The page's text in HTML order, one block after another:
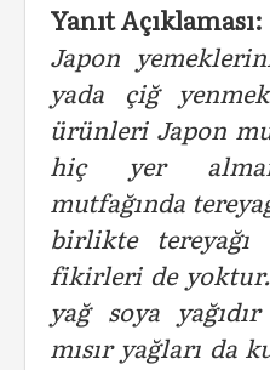
Yanıt Açıklaması:
Japon
yada çiğ
ürünleri Japon
hiç yer
mutfağında
birlikte
fikirleri de
yağ soya
mısır yağları da